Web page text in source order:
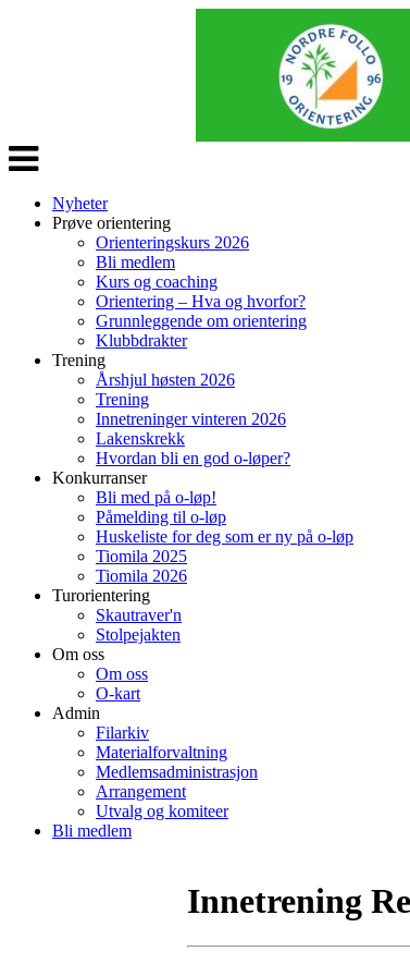
Veksle
navigasjon
Nyheter
Prøve orientering
Orienteringskurs 2026
Bli medlem
Kurs og coaching
Orientering – Hva og hvorfor?
Grunnleggende om orientering
Klubbdrakter
Trening
Årshjul høsten 2026
Trening
Innetreninger vinteren 2026
Lakenskrekk
Hvordan bli en god o-løper?
Konkurranser
Bli med på o-løp!
Påmelding til o-løp
Huskeliste for deg som er ny på o-løp
Tiomila 2025
Tiomila 2026
Turorientering
Skautraver'n
Stolpejakten
Om oss
Om oss
O-kart
Admin
Filarkiv
Materialforvaltning
Medlemsadministrasjon
Arrangement
Utvalg og komiteer
Bli medlem
Innetrening